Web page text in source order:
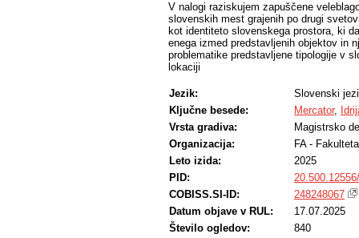
V nalogi raziskujem zapuščene
slovenskih mest grajenih po drugi
kot identiteto slovenskega prostora, ki
enega izmed predstavljenih objektov in
problematike predstavljene tipologije v
lokaciji
Jezik:
Slovenski
Ključne besede:
Mercator,
Vrsta gradiva:
Magistrsko
Organizacija:
FA -
Leto izida:
2025
PID:
COBISS.SI-ID:
248248067
Datum objave v RUL:
17.07.2025
Število ogledov:
840